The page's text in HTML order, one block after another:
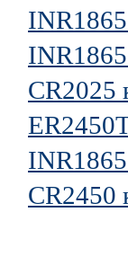
CR2025
CR2450